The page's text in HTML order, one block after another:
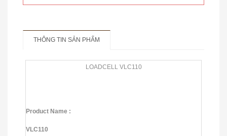
THÔNG TIN SẢN PHẨM
LOADCELL VLC110
Product Name :
VLC110